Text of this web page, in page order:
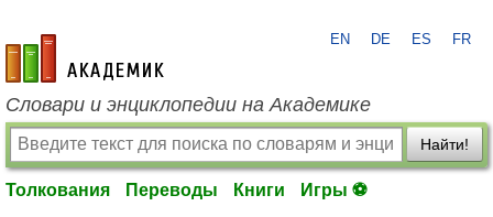
academic.ru
EN DE ES FR
Словари и энциклопедии на Академике
Найти!
Толкования Переводы Книги Игры ⚽